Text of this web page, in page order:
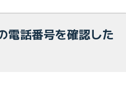
話番号を確認した